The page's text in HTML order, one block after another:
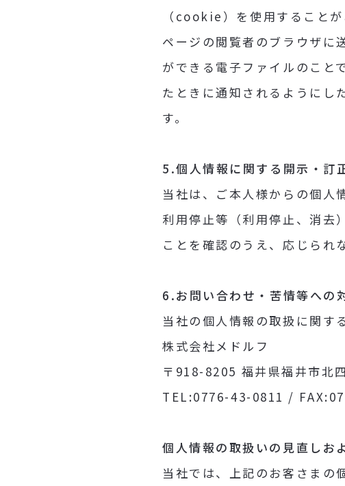
（cookie）を使用すること
ページの閲覧者のブラウザに
ができる電子ファイルのこと
たときに通知されるようにし
す。
5.個人情報に関する開示・訂
当社は、ご本人様からの個人
利用停止等（利用停止、消去
ことを確認のうえ、応じられ
6.お問い合わせ・苦情等への
当社の個人情報の取扱に関す
株式会社メドルフ
〒918-8205 福井県福井市北
TEL:0776-43-0811 /
個人情報の取扱いの見直しお
当社では、上記のお客さまの